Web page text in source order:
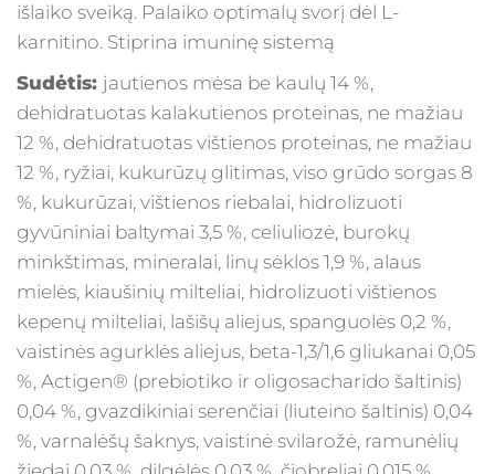
išlaiko sveiką. Palaiko optimalų svorį dėl L-
karnitino. Stiprina imuninę sistemą
Sudėtis: jautienos mėsa be kaulų 14 %,
dehidratuotas kalakutienos proteinas, ne mažiau
12 %, dehidratuotas vištienos proteinas, ne mažiau
12 %, ryžiai, kukurūzų glitimas, viso grūdo sorgas 8
%, kukurūzai, vištienos riebalai, hidrolizuoti
gyvūniniai baltymai 3,5 %, celiuliozė, burokų
minkštimas, mineralai, linų sėklos 1,9 %, alaus
mielės, kiaušinių milteliai, hidrolizuoti vištienos
kepenų milteliai, lašišų aliejus, spanguolės 0,2 %,
vaistinės agurklės aliejus, beta-1,3/1,6 gliukanai 0,05
%, Actigen® (prebiotiko ir oligosacharido šaltinis)
0,04 %, gvazdikiniai serenčiai (liuteino šaltinis) 0,04
%, varnalėšų šaknys, vaistinė svilarožė, ramunėlių